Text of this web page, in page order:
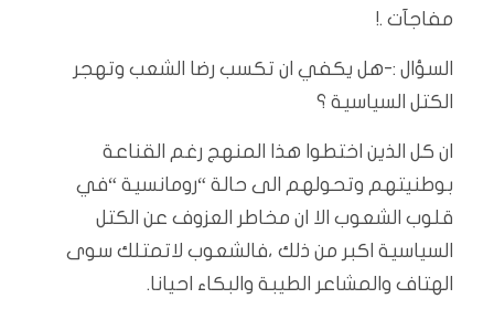
مفاجآت .!
السؤال :-هل يكفي ان تكسب رضا الشعب وتهجر
الكتل السياسية ؟
ان كل الذين اختطوا هذا المنهج رغم القناعة
بوطنيتهم وتحولهم الى حالة “رومانسية “في
قلوب الشعوب الا ان مخاطر العزوف عن الكتل
السياسية اكبر من ذلك ،فالشعوب لاتمتلك سوى
الهتاف والمشاعر الطيبة والبكاء احيانا.